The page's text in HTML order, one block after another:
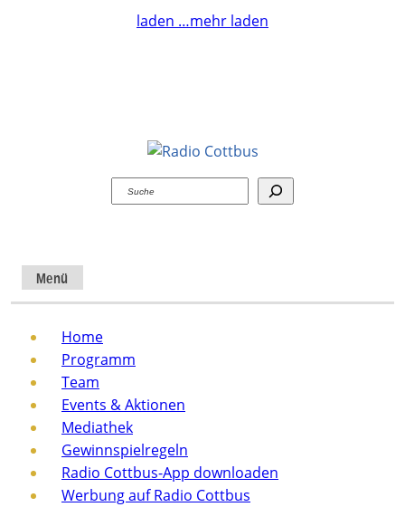
laden …mehr laden
Suchen
Menü
Home
Programm
Team
Events & Aktionen
Mediathek
Gewinnspielregeln
Radio Cottbus-App downloaden
Werbung auf Radio Cottbus